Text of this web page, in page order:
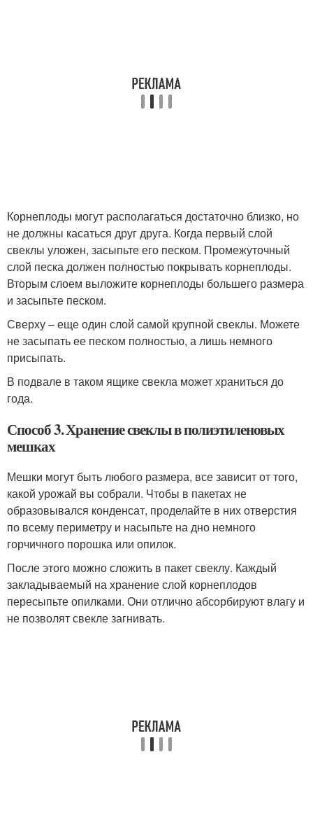
Корнеплоды могут располагаться достаточно близко, но
не должны касаться друг друга. Когда первый слой
свеклы уложен, засыпьте его песком. Промежуточный
слой песка должен полностью покрывать корнеплоды.
Вторым слоем выложите корнеплоды большего размера
и засыпьте песком.
Сверху – еще один слой самой крупной свеклы. Можете
не засыпать ее песком полностью, а лишь немного
присыпать.
В подвале в таком ящике свекла может храниться до
года.
Способ 3. Хранение свеклы в полиэтиленовых
мешках
Мешки могут быть любого размера, все зависит от того,
какой урожай вы собрали. Чтобы в пакетах не
образовывался конденсат, проделайте в них отверстия
по всему периметру и насыпьте на дно немного
горчичного порошка или опилок.
После этого можно сложить в пакет свеклу. Каждый
закладываемый на хранение слой корнеплодов
пересыпьте опилками. Они отлично абсорбируют влагу и
не позволят свекле загнивать.